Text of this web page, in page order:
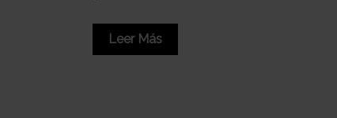
Leer Más